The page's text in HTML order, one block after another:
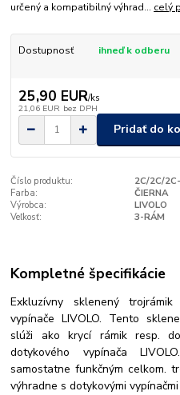
určený a kompatibilný výhrad... celý
Dostupnosť ihneď k odberu
25,90 EUR/ks
21,06 EUR bez DPH
Pridať do
Číslo produktu:
2C/2C/
Farba:
ČIERNA
Výrobca:
LIVOLO
Veľkosť:
3-RÁM
Kompletné špecifikácie
Exkluzívny sklenený
vypínače LIVOLO. Tento
slúži ako krycí rámik resp.
dotykového vypínača
samostatne funkčným celkom.
výhradne s dotykovými